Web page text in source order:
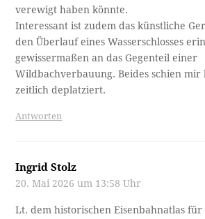
verewigt haben könnte.
Interessant ist zudem das künstliche
den Überlauf eines Wasserschlosses
gewissermaßen an das Gegenteil einer
Wildbachverbauung. Beides schien mir
zeitlich deplatziert.
Antworten
Ingrid Stolz
20. Mai 2026 um 13:58 Uhr
Lt. dem historischen Eisenbahnatlas